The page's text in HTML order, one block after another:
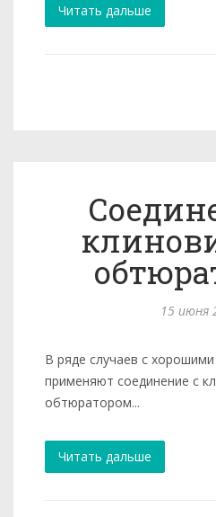
Читать дальше
15 июня
В ряде случаев с
применяют соеди­нение с
обтюратором...
Читать дальше